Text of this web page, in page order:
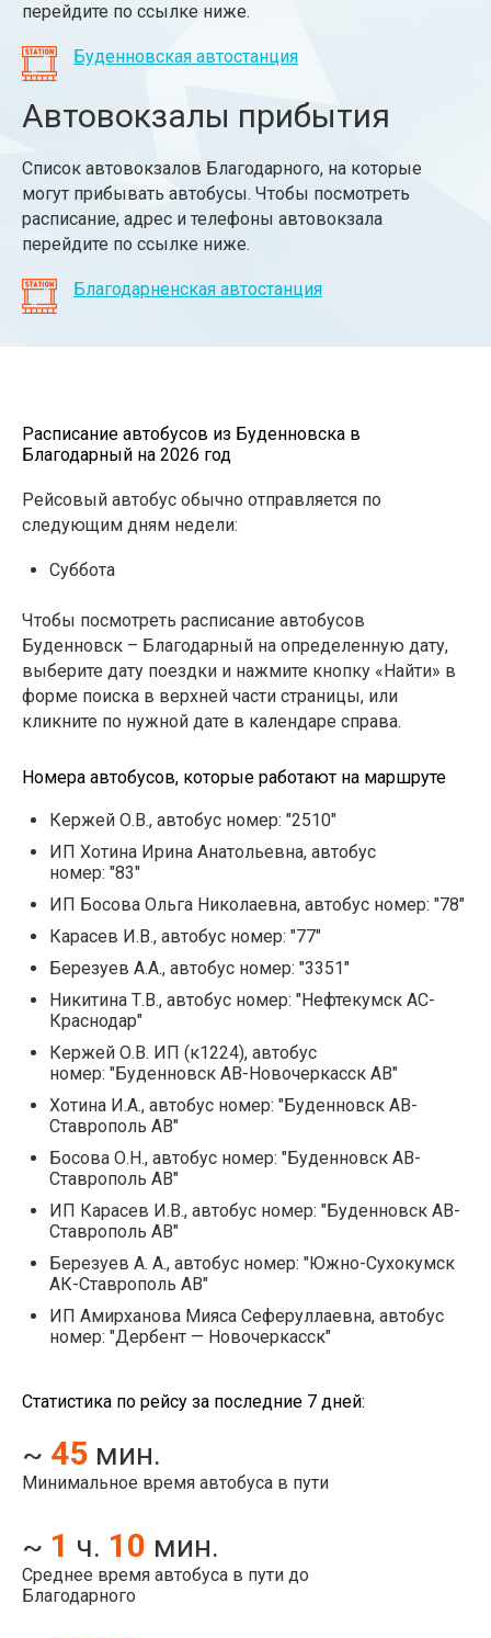
перейдите по ссылке ниже.
Буденновская автостанция
Автовокзалы прибытия
Список автовокзалов Благодарного, на которые
могут прибывать автобусы. Чтобы посмотреть
расписание, адрес и телефоны автовокзала
перейдите по ссылке ниже.
Благодарненская автостанция
Расписание автобусов из Буденновска в
Благодарный на 2026 год
Рейсовый автобус обычно отправляется по
следующим дням недели:
Суббота
Чтобы посмотреть расписание автобусов
Буденновск – Благодарный на определенную дату,
выберите дату поездки и нажмите кнопку «Найти» в
форме поиска в верхней части страницы, или
кликните по нужной дате в календаре справа.
Номера автобусов, которые работают на маршруте
Кержей О.В., автобус номер: "2510"
ИП Хотина Ирина Анатольевна, автобус
номер: "83"
ИП Босова Ольга Николаевна, автобус номер: "78"
Карасев И.В., автобус номер: "77"
Березуев А.А., автобус номер: "3351"
Никитина Т.В., автобус номер: "Нефтекумск АС-
Краснодар"
Кержей О.В. ИП (к1224), автобус
номер: "Буденновск АВ-Новочеркасск АВ"
Хотина И.А., автобус номер: "Буденновск АВ-
Ставрополь АВ"
Босова О.Н., автобус номер: "Буденновск АВ-
Ставрополь АВ"
ИП Карасев И.В., автобус номер: "Буденновск АВ-
Ставрополь АВ"
Березуев А. А., автобус номер: "Южно-Сухокумск
АК-Ставрополь АВ"
ИП Амирханова Мияса Сеферуллаевна, автобус
номер: "Дербент — Новочеркасск"
Статистика по рейсу за последние 7 дней:
~ 45 мин.
Минимальное время автобуса в пути
~ 1 ч. 10 мин.
Среднее время автобуса в пути до
Благодарного